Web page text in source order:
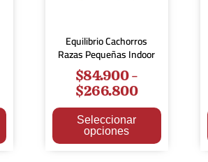
Equilibrio Cachorros
Razas Pequeñas Indoor
$84.900-
$266.800
Seleccionar
opciones